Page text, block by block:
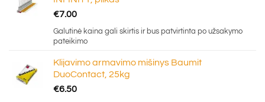
€7.00
Galutinė kaina gali skirtis ir bus patvirtinta po užsakymo
pateikimo
Klijavimo armavimo mišinys Baumit
DuoContact, 25kg
€6.50